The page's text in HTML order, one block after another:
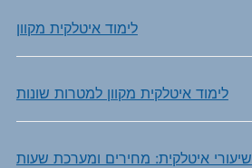
לימוד איטלקית מקוון
לימוד איטלקית מקוון למטרות שונות
שיעורי איטלקית: מחירים ומערכת שעות